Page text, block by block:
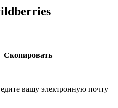
Скопировать
вашу электронную почту